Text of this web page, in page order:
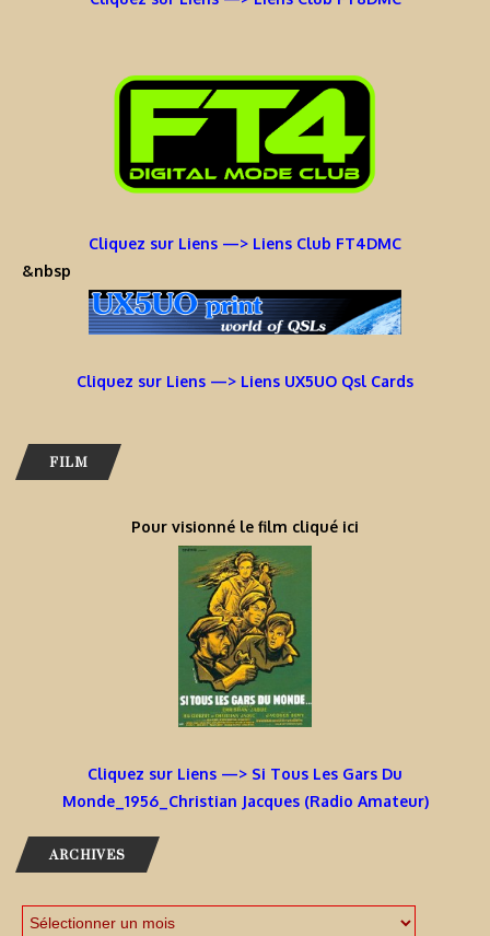
Cliquez sur Liens —> Liens Club FT4DMC
&nbsp
Cliquez sur Liens —> Liens UX5UO Qsl Cards
FILM
Pour visionné le film cliqué ici
Cliquez sur Liens —> Si Tous Les Gars Du
Monde_1956_Christian Jacques (Radio Amateur)
ARCHIVES